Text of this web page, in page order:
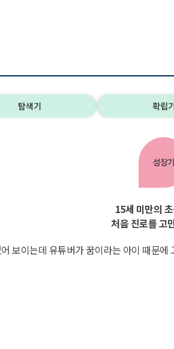
탐색기 확립
15세 미만의
처음 진로를 고
보이는데 유튜버가 꿈이라는 아이 때문